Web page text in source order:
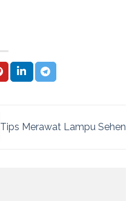
Tips Merawat Lampu Sehen